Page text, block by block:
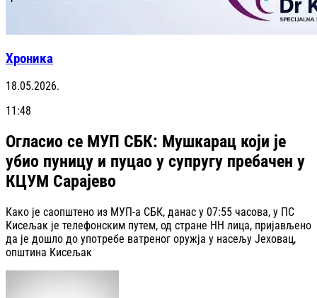
Хроника
18.05.2026.
11:48
Огласио се МУП СБК: Мушкарац који је
убио пуницу и пуцао у супругу пребачен у
КЦУМ Сарајево
Како је саопштено из МУП-а СБК, данас у 07:55 часова, у ПС
Кисељак је телефонским путем, од стране НН лица, пријављено
да је дошло до употребе ватреног оружја у насељу Јеховац,
општина Кисељак